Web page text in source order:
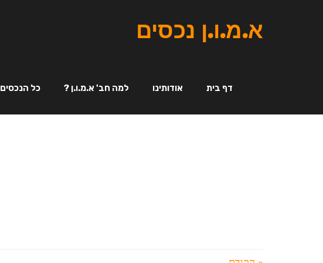
א.מ.ו.ן נכסים
דף בית אודותינו למה חב' א.מ.ו.ן ? כל הנכסים